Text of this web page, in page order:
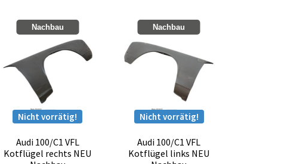
Nicht vorrätig!
Nachbau
Audi 100/C1 VFL
Kotflügel rechts NEU
Nicht vorrätig!
Nachbau
Audi 100/C1 VFL
Kotflügel links NEU